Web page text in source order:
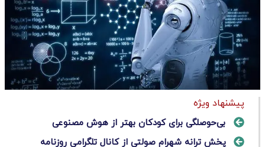
پیشنهاد ویژه
بی‌حوصلگی برای کودکان بهتر از هوش مصنوعی
پخش ترانه شهرام صولتی از کانال تلگرامی روزنامه